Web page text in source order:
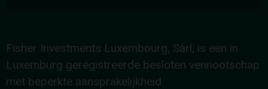
Fisher Investments Luxembourg, Sàrl, is een in
Luxemburg geregistreerde besloten vennootschap
met beperkte aansprakelijkheid